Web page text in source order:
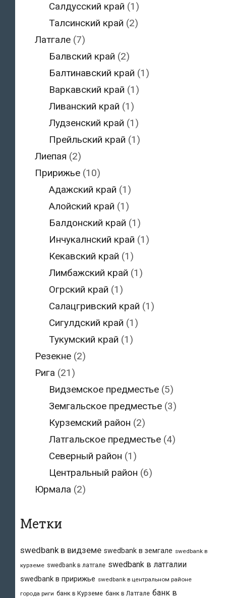
Салдусский край (1)
Талсинский край (2)
Латгале(7)
Балвский край (2)
Балтинавский край (1)
Варкавский край (1)
Ливанский край (1)
Лудзенский край (1)
Прейльский край (1)
Лиепая (2)
Пририжье(10)
Адажский край (1)
Алойский край (1)
Балдонский край (1)
Инчукалнский край (1)
Кекавский край (1)
Лимбажский край (1)
Огрский край (1)
Салацгривский край (1)
Сигулдский край (1)
Тукумский край (1)
Резекне(2)
Рига (21)
Видземское предместье (5)
Земгальское предместье (3)
Курземский район (2)
Латгальское предместье (4)
Северный район (1)
Центральный район (6)
Юрмала (2)
Метки
swedbank в видземе swedbank в земгале swedbank в
курземе swedbank в латгале swedbank в латгалии
swedbank в пририжье swedbank в центральном районе
города риги банк в Курземе банк в Латгале банк в